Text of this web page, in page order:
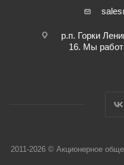
р.п. Горки
16. Мы
2011-2026 © Акционерное